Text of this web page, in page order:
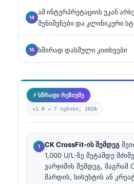
ამ ინტერპრეტაციის უკან
შენიშვნები და კლინიკური
ხშირად დასმული კითხვები
⚡ სწრაფი რეზიუმე
v1.0 — 7 ივნისი, 2026
CK CrossFit-ის შემდეგ
1,000 U/L-ზე მეტამდე
ვარჯიშის შემდეგ, მაგრამ
შარდის, სისუსტის ან